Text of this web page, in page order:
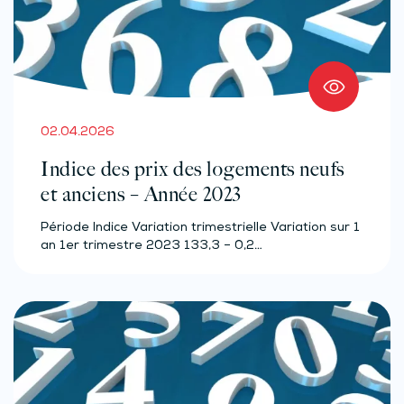
02.04.2026
Indice des prix des logements neufs
et anciens – Année 2023
Période Indice Variation trimestrielle Variation sur 1
an 1er trimestre 2023 133,3 – 0,2…